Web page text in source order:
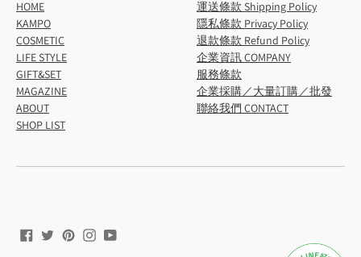
HOME
KAMPO
COSMETIC
LIFE STYLE
GIFT&SET
MAGAZINE
ABOUT
SHOP LIST
運送條款 Shipping Policy
隱私條款 Privacy Policy
退款條款 Refund Policy
企業資訊 COMPANY
服務條款
企業採購／大量訂購／批發
聯絡我們 CONTACT